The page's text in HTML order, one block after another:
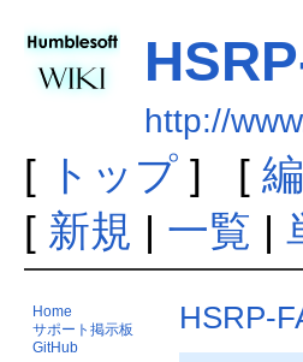
http://
[ トップ] [
[ 新規 | 一覧 |
Home
サポート掲示板
GitHub
HSRP-